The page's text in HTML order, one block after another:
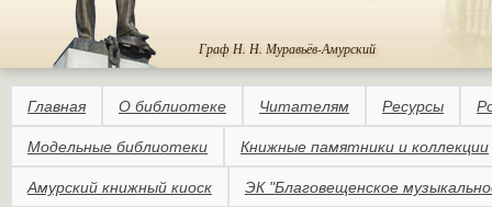
Граф Н. Н. Муравьёв-Амурский
Главная О библиотеке Читателям Ресурсы
Модельные библиотеки Книжные памятники и коллекции
Амурский книжный киоск ЭК "Благовещенское